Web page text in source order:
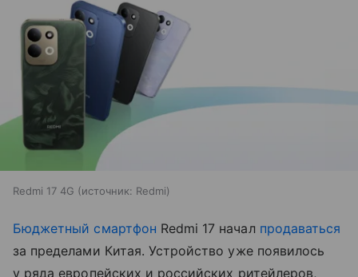
Redmi 17 4G источник: Redmi
Бюджетный смартфон Redmi 17 начал продаваться
за пределами Китая. Устройство уже появилось
у ряда европейских и российских ритейлеров,